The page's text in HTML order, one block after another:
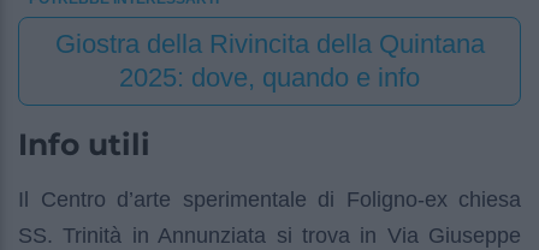
Giostra della Rivincita della Quintana
2025: dove, quando e info
Info utili
Il Centro d’arte sperimentale di Foligno-ex chiesa
SS. Trinità in Annunziata si trova in Via Giuseppe